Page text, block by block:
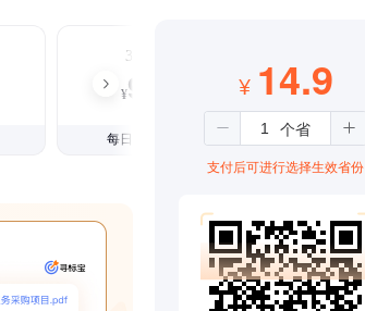
3个月
¥99
每日仅1.08元
¥ 14.9
支付后可进行选择生效省份